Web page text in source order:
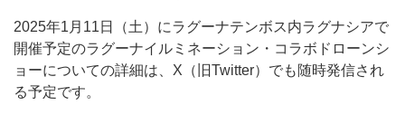
2025年1月11日（土）にラグーナテンボス内ラグナシアで
開催予定のラグーナイルミネーション・コラボドローンシ
ョーについての詳細は、X（旧Twitter）でも随時発信され
る予定です。